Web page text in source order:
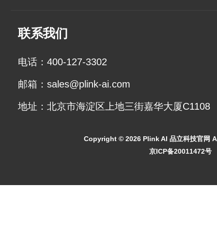
联系我们
电话：400-127-3302
邮箱：sales@plink-ai.com
地址：北京市海淀区上地三街嘉华大厦C1108
Copyright © 2026 Plink AI 品立科技官网
京ICP备20011472号